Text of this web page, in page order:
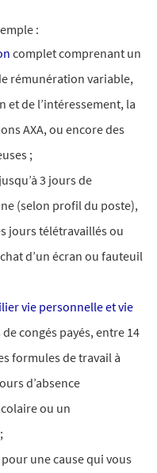
:
complet comprenant un
rémunération variable,
et de l’intéressement, la
AXA, ou encore des
;
jusqu’à 3 jours de
(selon profil du poste),
jours télétravaillés ou
d’un écran ou fauteuil
vie personnelle et vie
congés payés, entre 14
formules de travail à
d’absence
ou un
pour une cause qui vous